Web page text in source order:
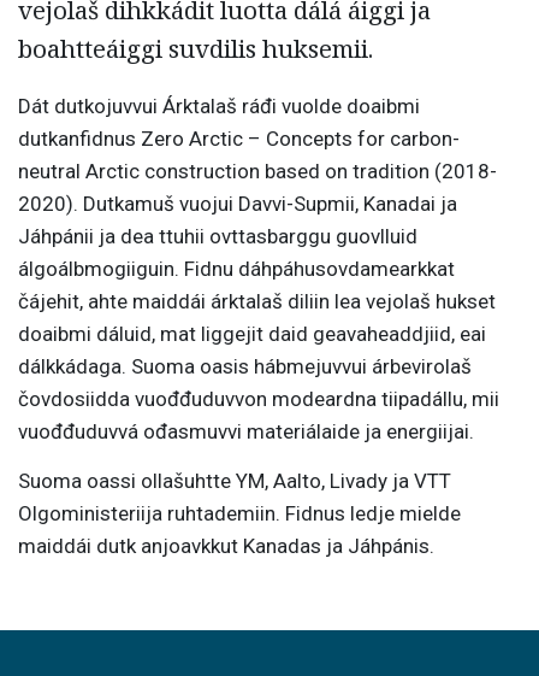
vejolaš dihkkádit luotta dálá áiggi ja
boahtteáiggi suvdilis huksemii.
Dát dutkojuvvui Árktalaš ráđi vuolde doaibmi
dutkanfidnus Zero Arctic – Concepts for carbon-
neutral Arctic construction based on tradition (2018-
2020). Dutkamuš vuojui Davvi-Supmii, Kanadai ja
Jáhpánii ja dea ttuhii ovttasbarggu guovlluid
álgoálbmogiiguin. Fidnu dáhpáhusovdamearkkat
čájehit, ahte maiddái árktalaš diliin lea vejolaš hukset
doaibmi dáluid, mat liggejit daid geavaheaddjiid, eai
dálkkádaga. Suoma oasis hábmejuvvui árbevirolaš
čovdosiidda vuođđuduvvon modeardna tiipadállu, mii
vuođđuduvvá ođasmuvvi materiálaide ja energiijai.
Suoma oassi ollašuhtte YM, Aalto, Livady ja VTT
Olgoministeriija ruhtademiin. Fidnus ledje mielde
maiddái dutk anjoavkkut Kanadas ja Jáhpánis.